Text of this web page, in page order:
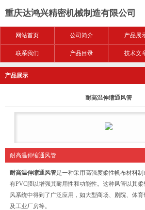
重庆达鸿兴精密机械制造有限公司
网站首页 公司简介 产品展
联系我们 产品目录 技术文
产品展示
耐高温伸缩通风管
耐高温伸缩通风管
耐高温伸缩通风管是一种采用高强度柔性帆布材料
有PVC膜以增强其耐用性和功能性。这种风管以其
风系统中得到了广泛应用，如大型商场、剧院、体
及工业厂房等。